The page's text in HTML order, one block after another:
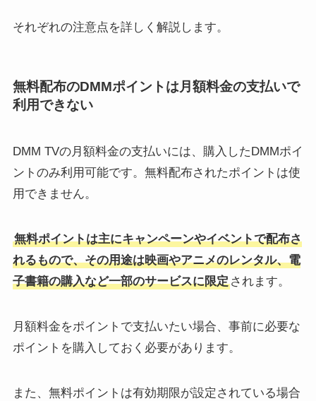
それぞれの注意点を詳しく解説します。
無料配布のDMMポイントは月額料金の支払いで
利用できない
DMM TVの月額料金の支払いには、購入したDMMポイ
ントのみ利用可能です。無料配布されたポイントは使
用できません。
無料ポイントは主にキャンペーンやイベントで配布さ
れるもので、その用途は映画やアニメのレンタル、電
子書籍の購入など一部のサービスに限定されます。
月額料金をポイントで支払いたい場合、事前に必要な
ポイントを購入しておく必要があります。
また、無料ポイントは有効期限が設定されている場合